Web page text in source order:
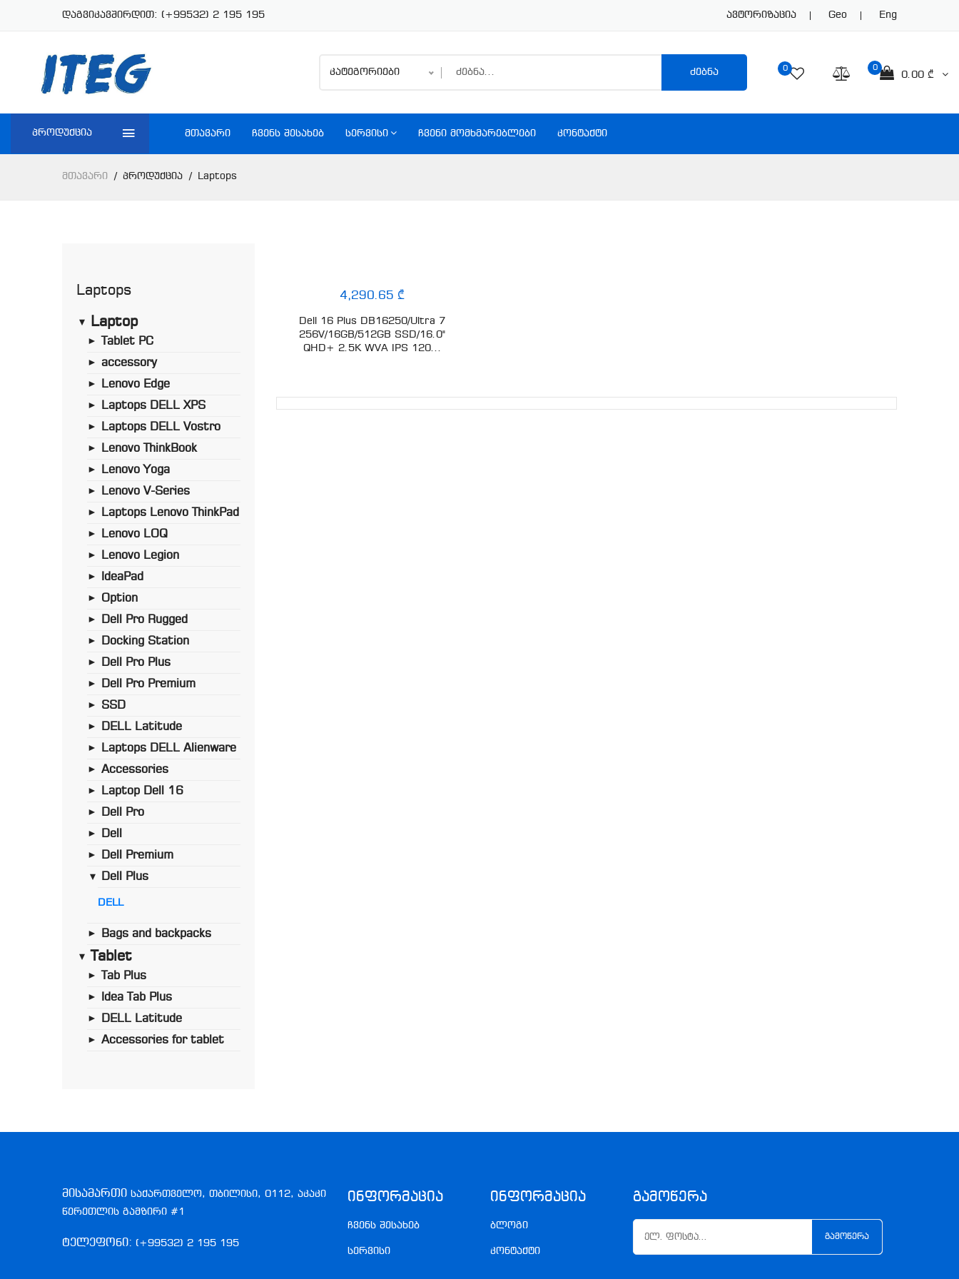
დაგვიკავშირდით: (+99532) 2 195 195 Ავტორიზაცია Geo Eng
კატეგორიები ძებნა 0
0.00 ₾
0
პროდუქცია ᲛᲗᲐᲕᲐᲠᲘ ᲩᲕᲔᲜᲡ ᲨᲔᲡᲐᲮᲔᲑ ᲡᲔᲠᲕᲘᲡᲘ ᲩᲕᲔᲜᲘ ᲛᲝᲛᲮᲛᲐᲠᲔᲑᲚᲔᲑᲘ ᲙᲝᲜᲢᲐᲥᲢᲘ
Მთავარი Პროდუქცია Laptops
Laptops
► Laptop
► Tablet PC
► accessory
► Lenovo Edge
► Laptops DELL XPS
► Laptops DELL Vostro
► Lenovo ThinkBook
► Lenovo Yoga
► Lenovo V-Series
► Laptops Lenovo ThinkPad
► Lenovo LOQ
► Lenovo Legion
► IdeaPad
► Option
► Dell Pro Rugged
► Docking Station
► Dell Pro Plus
► Dell Pro Premium
► SSD
► DELL Latitude
► Laptops DELL Alienware
► Accessories
► Laptop Dell 16
► Dell Pro
► Dell
► Dell Premium
► Dell Plus
DELL
► Bags and backpacks
► Tablet
► Tab Plus
► Idea Tab Plus
► DELL Latitude
► Accessories for tablet
4,290.65 ₾
Dell 16 Plus DB16250/Ultra 7
256V/16GB/512GB SSD/16.0"
QHD+ 2.5K WVA IPS 120...
მისამართი საქართველო, თბილისი, 0112, აკაკი
წერეთლის გამზირი #1
ტელეფონი: (+99532) 2 195 195
Ინფორმაცია
ჩვენს შესახებ
სერვისი
Ინფორმაცია
ბლოგი
კონტაქტი
Გამოწერა
ᲒᲐᲛᲝᲬᲔᲠᲐ